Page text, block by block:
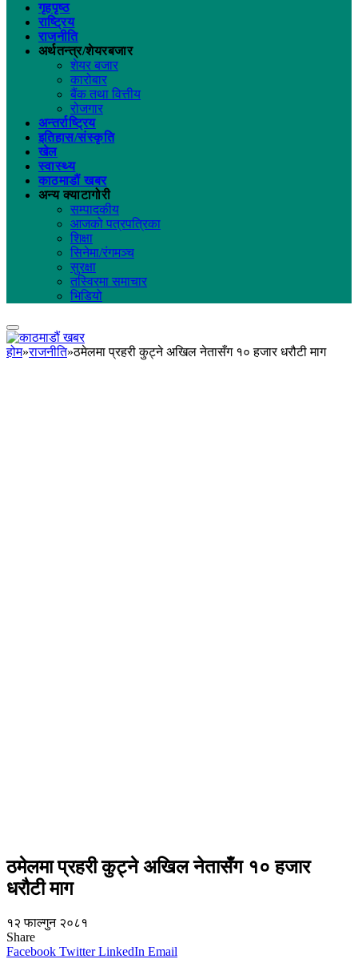
गृहपृष्ठ
राष्ट्रिय
राजनीति
अर्थतन्त्र/शेयरबजार
शेयर बजार
कारोबार
बैंक तथा वित्तीय
रोजगार
अन्तर्राष्ट्रिय
इतिहास/संस्कृति
खेल
स्वास्थ्य
काठमाडौं खबर
अन्य क्याटागोरी
सम्पादकीय
आजको पत्रपत्रिका
शिक्षा
सिनेमा/रंगमञ्च
सुरक्षा
तस्विरमा समाचार
भिडियो
होम»राजनीति»ठमेलमा प्रहरी कुट्ने अखिल नेतासँग १० हजार धरौटी माग
ठमेलमा प्रहरी कुट्ने अखिल नेतासँग १० हजार
धरौटी माग
१२ फाल्गुन २०८१
Share
Facebook Twitter LinkedIn Email